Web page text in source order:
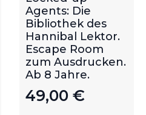
Agents: Die
Bibliothek des
Hannibal Lektor.
Escape Room
zum Ausdrucken.
Ab 8 Jahre.
49,00 €